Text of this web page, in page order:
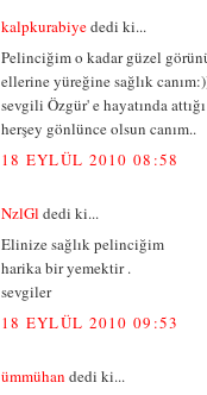
kalpkurabiyededi ki...
Pelinciğim o kadar güzel
ellerine yüreğine sağlık
sevgili Özgür' e hayatında
herşey gönlünce olsun canım..
18 EYLÜL 2010 08:58
NzlGl dedi ki...
Elinize sağlık pelinciğim
harika bir yemektir .
sevgiler
18 EYLÜL 2010 09:53
ümmühan dedi ki...